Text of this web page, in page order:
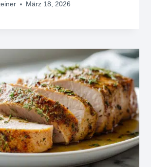
März 18, 2026